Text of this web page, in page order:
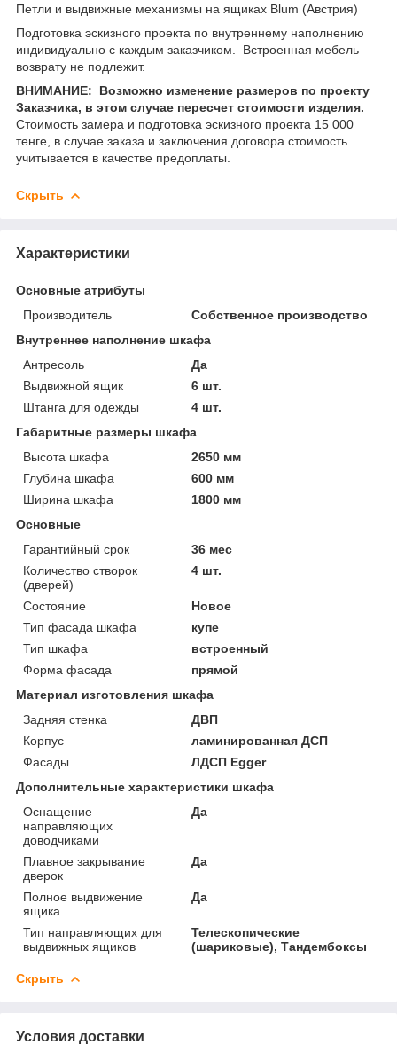
Петли и выдвижные механизмы на ящиках Blum (Австрия)
Подготовка эскизного проекта по внутреннему наполнению
индивидуально с каждым заказчиком. Встроенная мебель
возврату не подлежит.
ВНИМАНИЕ: Возможно изменение размеров по проекту
Заказчика, в этом случае пересчет стоимости изделия.
Стоимость замера и подготовка эскизного проекта 15 000
тенге, в случае заказа и заключения договора стоимость
учитывается в качестве предоплаты.
Скрыть
Характеристики
Основные атрибуты
Производитель
Собственное производство
Внутреннее наполнение шкафа
Антресоль
Да
Выдвижной ящик
6 шт.
Штанга для одежды
4 шт.
Габаритные размеры шкафа
Высота шкафа
2650 мм
Глубина шкафа
600 мм
Ширина шкафа
1800 мм
Основные
Гарантийный срок
36 мес
Количество створок
(дверей)
4 шт.
Состояние
Новое
Тип фасада шкафа
купе
Тип шкафа
встроенный
Форма фасада
прямой
Материал изготовления шкафа
Задняя стенка
ДВП
Корпус
ламинированная ДСП
Фасады
ЛДСП Egger
Дополнительные характеристики шкафа
Оснащение
направляющих
доводчиками
Да
Плавное закрывание
дверок
Да
Полное выдвижение
ящика
Да
Тип направляющих для
выдвижных ящиков
Телескопические
(шариковые), Тандембоксы
Скрыть
Условия доставки